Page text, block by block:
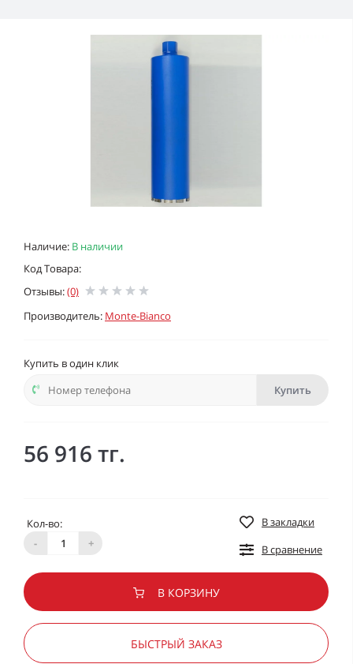
Наличие: В наличии
Код Товара:
Отзывы:(0)
Производитель: Monte-Bianco
Купить в один клик
Купить
56 916 тг.
Кол-во:
-
+
В закладки
В сравнение
В КОРЗИНУ
БЫСТРЫЙ ЗАКАЗ